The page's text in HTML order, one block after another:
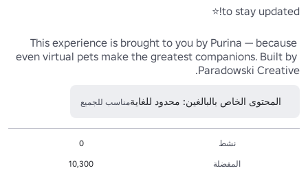
This experience is brought to you by Purina — because
even virtual pets make the greatest companions. Built by
Paradowski Creative.
المحتوى الخاص بالبالغين: محدود للغايةمناسب للجميع
نشط
0
المفضلة
10,300